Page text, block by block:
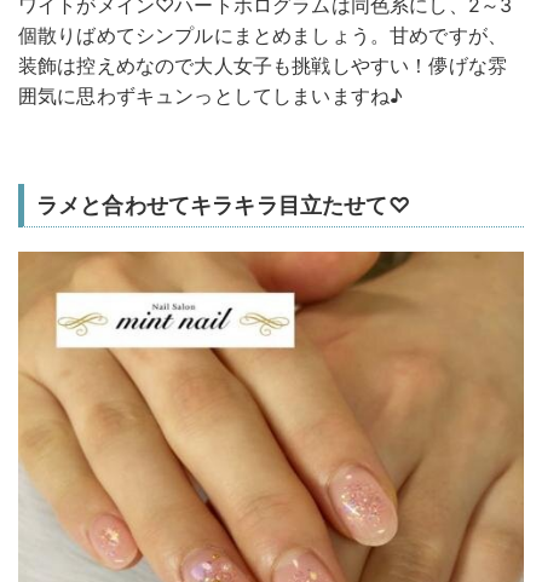
ワイトがメイン♡ハートホログラムは同色系にし、2～3
個散りばめてシンプルにまとめましょう。甘めですが、
装飾は控えめなので大人女子も挑戦しやすい！儚げな雰
囲気に思わずキュンっとしてしまいますね♪
ラメと合わせてキラキラ目立たせて♡